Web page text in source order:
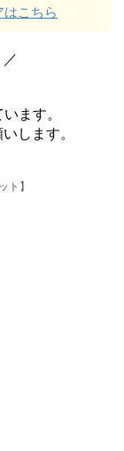
こちら
ます。
します。